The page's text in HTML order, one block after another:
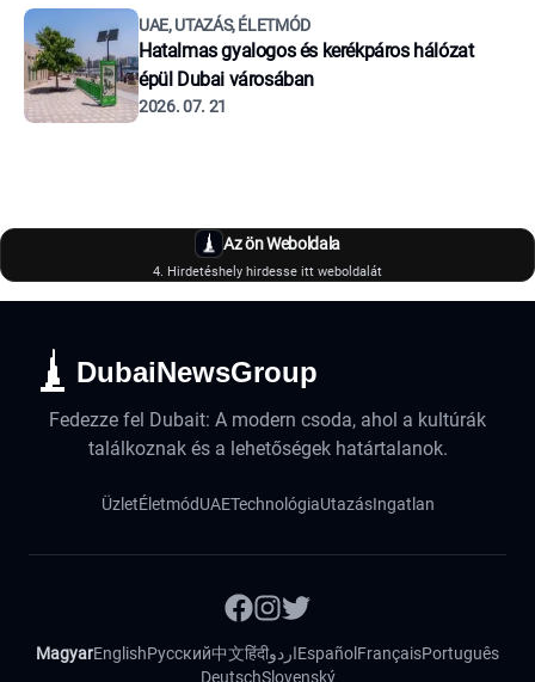
UAE, UTAZÁS, ÉLETMÓD
Hatalmas gyalogos és kerékpáros hálózat
épül Dubai városában
2026. 07. 21
Az ön Weboldala
4. Hirdetéshely hirdesse itt weboldalát
DubaiNewsGroup
Fedezze fel Dubait: A modern csoda, ahol a kultúrák
találkoznak és a lehetőségek határtalanok.
ÜzletÉletmódUAETechnológiaUtazásIngatlan
MagyarEnglishРусский中文हिंदीاردوEspañol FrançaisPortuguês
DeutschSlovenský